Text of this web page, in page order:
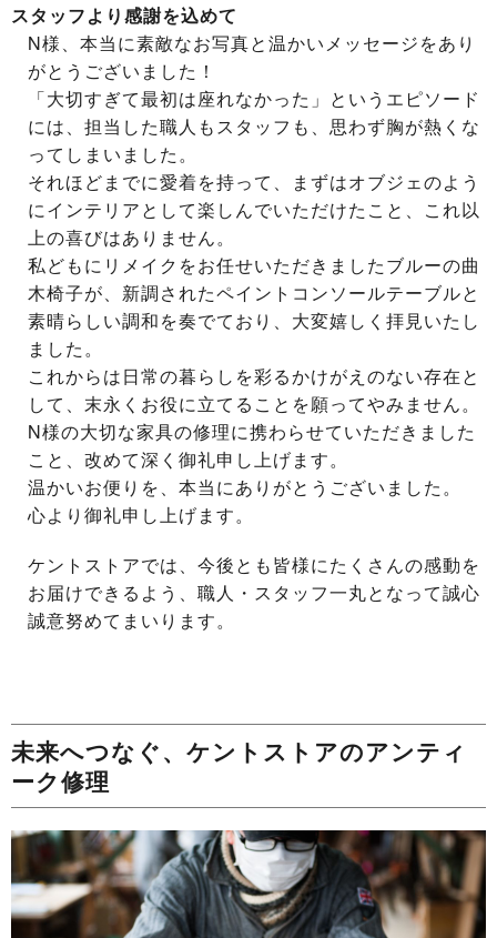
スタッフより感謝を込めて
N様、本当に素敵なお写真と温かいメッセージをあり
がとうございました！
「大切すぎて最初は座れなかった」というエピソード
には、担当した職人もスタッフも、思わず胸が熱くな
ってしまいました。
それほどまでに愛着を持って、まずはオブジェのよう
にインテリアとして楽しんでいただけたこと、これ以
上の喜びはありません。
私どもにリメイクをお任せいただきましたブルーの曲
木椅子が、新調されたペイントコンソールテーブルと
素晴らしい調和を奏でており、大変嬉しく拝見いたし
ました。
これからは日常の暮らしを彩るかけがえのない存在と
して、末永くお役に立てることを願ってやみません。
N様の大切な家具の修理に携わらせていただきました
こと、改めて深く御礼申し上げます。
温かいお便りを、本当にありがとうございました。
心より御礼申し上げます。
ケントストアでは、今後とも皆様にたくさんの感動を
お届けできるよう、職人・スタッフ一丸となって誠心
誠意努めてまいります。
未来へつなぐ、ケントストアのアンティ
ーク修理